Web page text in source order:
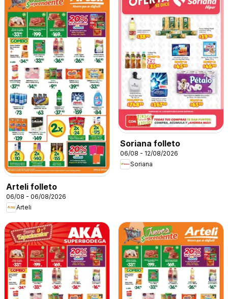
Arteli folleto
06/08 - 06/08/2026
Arteli
Soriana folleto
06/08 - 12/08/2026
Soriana